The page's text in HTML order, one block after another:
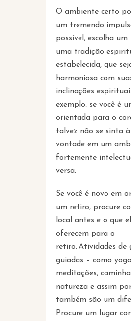
O ambiente certo
um tremendo
possível, escolha um
uma tradição
estabelecida, que
harmoniosa com
inclinações
exemplo, se você é
orientada para o
talvez não se sinta à
vontade em um
fortemente
versa.
Se você é novo em
um retiro, procure
local antes e o que
oferecem para o
retiro. Atividades de
guiadas – como
meditações,
natureza e assim
também são um
Procure um lugar